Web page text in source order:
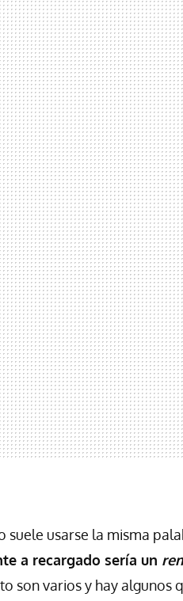
suele usarse la misma
a recargado sería un
son varios y hay algunos